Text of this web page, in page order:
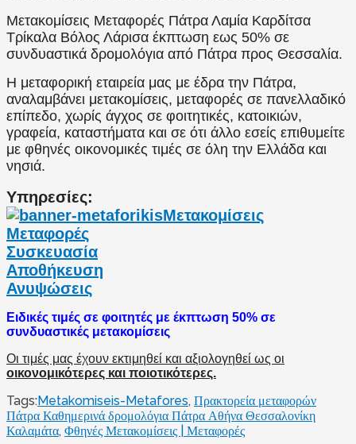
Μετακομίσεις Μεταφορές Πάτρα Λαμία Καρδίτσα
Τρίκαλα Βόλος Λάρισα έκπτωση εως 50% σε
συνδυαστικά δρομολόγια από Πάτρα προς Θεσσαλία.
Η μεταφορική εταιρεία μας με έδρα την Πάτρα,
αναλαμβάνει μετακομίσεις, μεταφορές σε πανελλαδικό
επίπεδο, χωρίς άγχος σε φοιτητικές, κατοικιών,
γραφεία, καταστήματα και σε ότι άλλο εσείς επιθυμείτε
με φθηνές οικονομικές τιμές σε όλη την Ελλάδα και
νησιά.
Υπηρεσίες:
Μετακομίσεις
Μεταφορές
Συσκευασία
Αποθήκευση
Ανυψώσεις
Ειδικές τιμές σε φοιτητές με έκπτωση 50% σε
συνδυαστικές μετακομίσεις
Οι τιμές μας έχουν εκτιμηθεί και αξιολογηθεί ως οι
οικονομικότερες και ποιοτικότερες.
Tags: Metakomiseis-Metafores, Πρακτορεία μεταφορών
Πάτρα Καθημερινά δρομολόγια Πάτρα Αθήνα Θεσσαλονίκη
Καλαμάτα, Φθηνές Μετακομίσεις | Μεταφορές